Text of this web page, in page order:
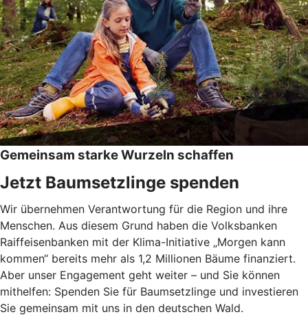
Gemeinsam starke Wurzeln schaffen
Jetzt Baumsetzlinge spenden
Wir übernehmen Verantwortung für die Region und ihre
Menschen. Aus diesem Grund haben die Volksbanken
Raiffeisenbanken mit der Klima-Initiative „Morgen kann
kommen“ bereits mehr als 1,2 Millionen Bäume finanziert.
Aber unser Engagement geht weiter – und Sie können
mithelfen: Spenden Sie für Baumsetzlinge und investieren
Sie gemeinsam mit uns in den deutschen Wald.